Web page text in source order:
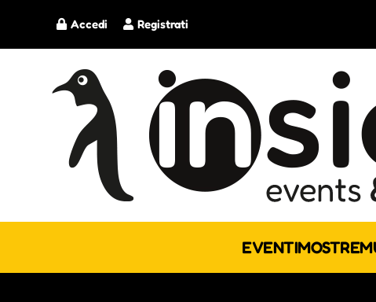
Registrati
Accedi
EVENTIMOSTRE